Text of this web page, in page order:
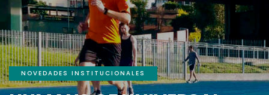
NOVEDADES INSTITUCIONALES